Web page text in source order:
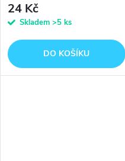
24 Kč
Skladem >5 ks
DO KOŠÍKU